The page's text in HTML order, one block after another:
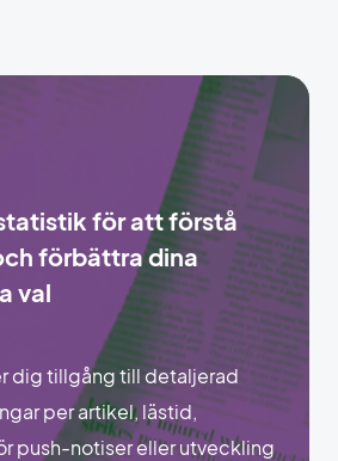
för att förstå
förbättra dina
val
dig tillgång till detaljerad
per artikel, lästid,
push-notiser eller utveckling